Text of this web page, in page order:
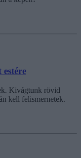
Kivágtunk rövid
kell felismernetek.